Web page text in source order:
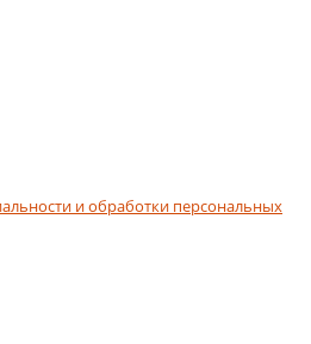
и обработки персональных